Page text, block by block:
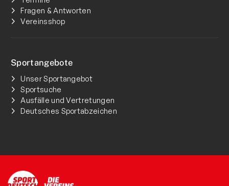
Fragen & Antworten
Vereinsshop
Sportangebote
Unser Sportangebot
Sportsuche
Ausfälle und Vertretungen
Deutsches Sportabzeichen